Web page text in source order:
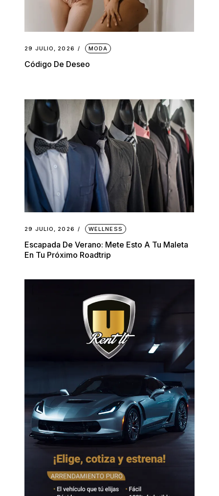
29 JULIO, 2026 MODA
Código De Deseo
29 JULIO, 2026 WELLNESS
Escapada De Verano: Mete Esto A Tu Maleta
En Tu Próximo Roadtrip